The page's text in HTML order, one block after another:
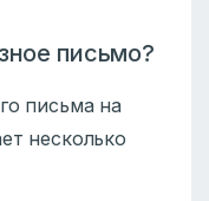
письмо?
письма на
несколько